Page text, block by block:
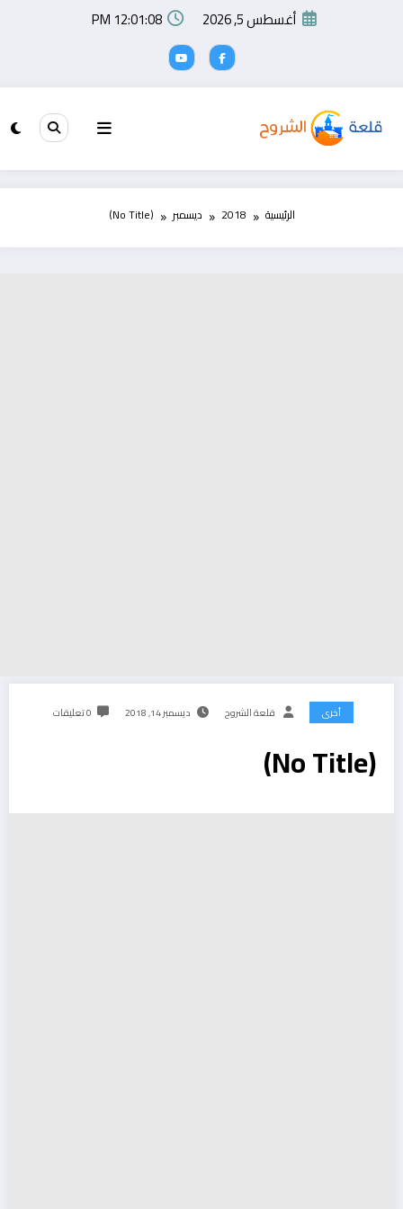
أغسطس 5, 2026 12:01:08 PM
الرئيسية 2018 ديسمبر (No Title)
أخرى قلعة الشروح ديسمبر 14, 2018 0 تعليقات
(No Title)